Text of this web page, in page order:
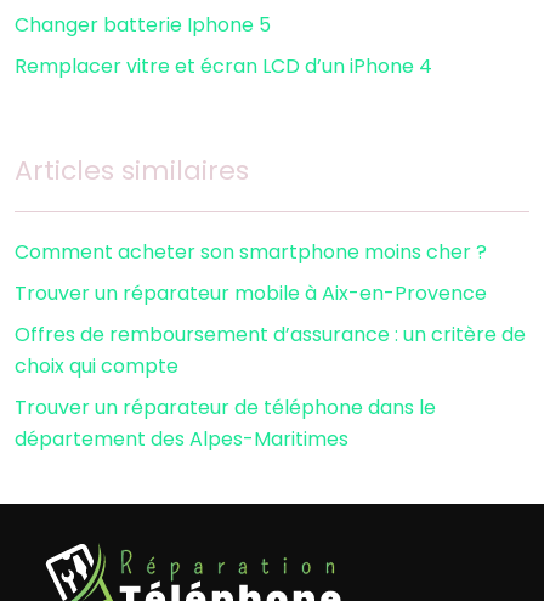
Changer batterie Iphone 5
Remplacer vitre et écran LCD d’un iPhone 4
Articles similaires
Comment acheter son smartphone moins cher ?
Trouver un réparateur mobile à Aix-en-Provence
Offres de remboursement d’assurance : un critère de
choix qui compte
Trouver un réparateur de téléphone dans le
département des Alpes-Maritimes